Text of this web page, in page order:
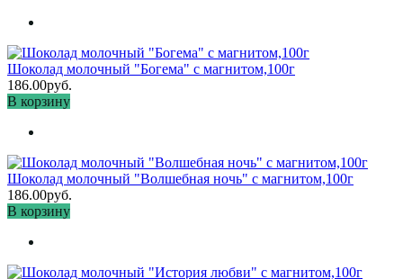
Шоколад молочный "Богема" с магнитом,100г
186.00руб.
В корзину
Шоколад молочный "Волшебная ночь" с магнитом,100г
186.00руб.
В корзину